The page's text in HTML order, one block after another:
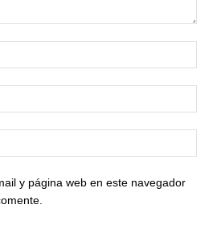
y página web en este navegador